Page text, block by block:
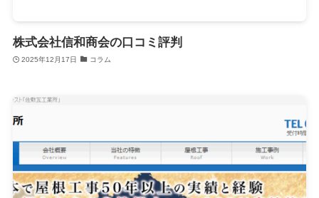
株式会社信和商会の口コミ評判
2025年12月17日 コラム